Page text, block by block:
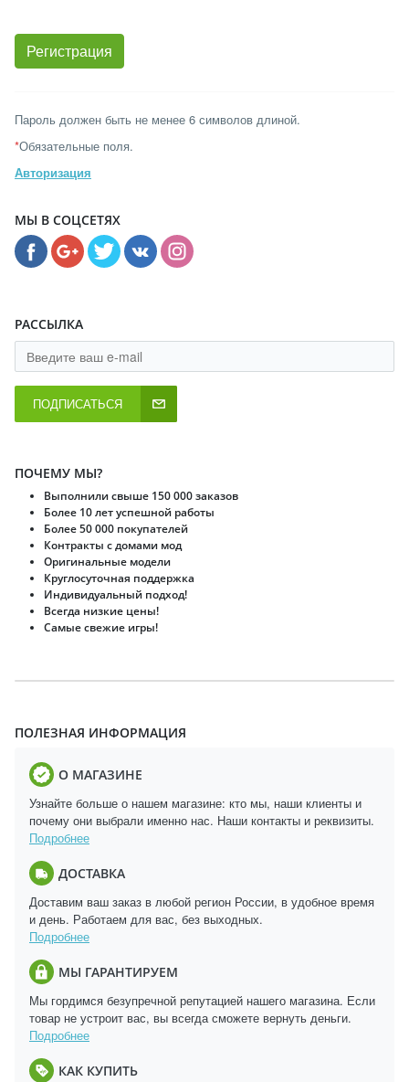
Пароль должен быть не менее 6 символов длиной.
*Обязательные поля.
Авторизация
МЫ В СОЦСЕТЯХ
РАССЫЛКА
ПОДПИСАТЬСЯ
ПОЧЕМУ МЫ?
Выполнили свыше 150 000 заказов
Более 10 лет успешной работы
Более 50 000 покупателей
Контракты с домами мод
Оригинальные модели
Круглосуточная поддержка
Индивидуальный подход!
Всегда низкие цены!
Самые свежие игры!
ПОЛЕЗНАЯ ИНФОРМАЦИЯ
О МАГАЗИНЕ
Узнайте больше о нашем магазине: кто мы, наши клиенты и
почему они выбрали именно нас. Наши контакты и реквизиты.
Подробнее
ДОСТАВКА
Доставим ваш заказ в любой регион России, в удобное время
и день. Работаем для вас, без выходных.
Подробнее
МЫ ГАРАНТИРУЕМ
Мы гордимся безупречной репутацией нашего магазина. Если
товар не устроит вас, вы всегда сможете вернуть деньги.
Подробнее
КАК КУПИТЬ